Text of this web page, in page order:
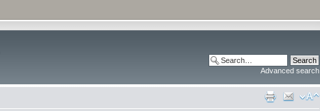
Advanced search